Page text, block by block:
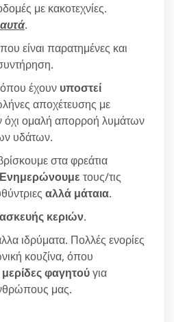
με κακοτεχνίες.
.
είναι παρατημένες και
όπου έχουν υποστεί
αποχέτευσης με
όχι ομαλή απορροή λυμάτων
υδάτων.
στα φρεάτια
Ενημερώνουμε τους/τις
αλλά μάταια.
κεριών.
ιδρύματα. Πολλές ενορίες
κουζίνα, όπου
μερίδες φαγητούγια
μας.